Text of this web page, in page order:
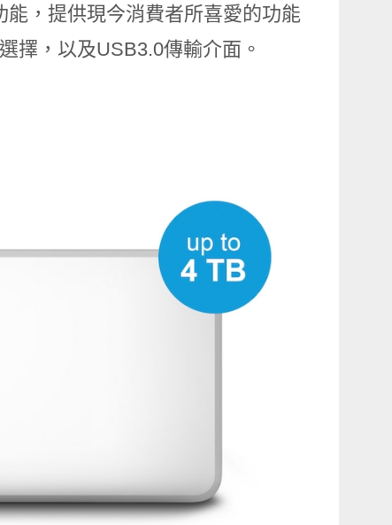
，提供現今消費者所喜愛的功能
擇，以及USB3.0傳輸介面。